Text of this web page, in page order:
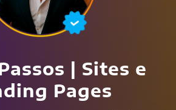
| Sites e
Pages